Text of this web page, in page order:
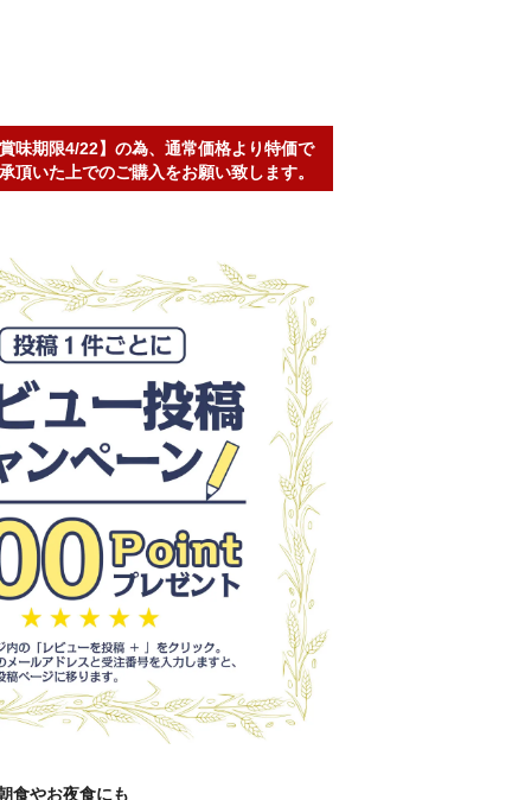
味期限4/22】の為、通常価格より特価で
頂いた上でのご購入をお願い致します。
食やお夜食にも